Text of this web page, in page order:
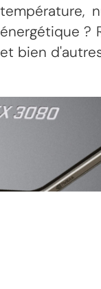
température,
énergétique ?
et bien